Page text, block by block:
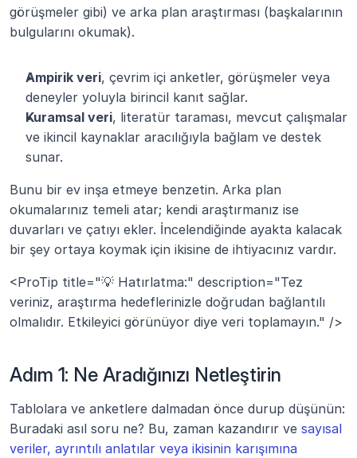
görüşmeler gibi) ve arka plan araştırması (başkalarının
bulgularını okumak).
Ampirik veri, çevrim içi anketler, görüşmeler veya
deneyler yoluyla birincil kanıt sağlar.
Kuramsal veri, literatür taraması, mevcut çalışmalar
ve ikincil kaynaklar aracılığıyla bağlam ve destek
sunar.
Bunu bir ev inşa etmeye benzetin. Arka plan
okumalarınız temeli atar; kendi araştırmanız ise
duvarları ve çatıyı ekler. İncelendiğinde ayakta kalacak
bir şey ortaya koymak için ikisine de ihtiyacınız vardır.
<ProTip title="💡 Hatırlatma:" description="Tez
veriniz, araştırma hedeflerinizle doğrudan bağlantılı
olmalıdır. Etkileyici görünüyor diye veri toplamayın." />
Adım 1: Ne Aradığınızı Netleştirin
Tablolara ve anketlere dalmadan önce durup düşünün:
Buradaki asıl soru ne? Bu, zaman kazandırır ve sayısal
veriler, ayrıntılı anlatılar veya ikisinin karışımına